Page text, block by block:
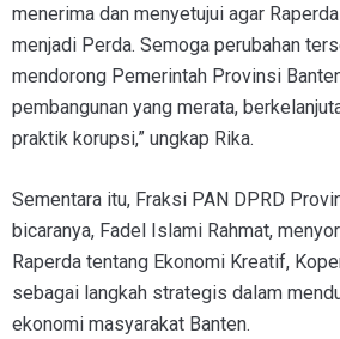
menerima dan menyetujui agar
menjadi Perda. Semoga perubahan
mendorong Pemerintah Provinsi
pembangunan yang merata,
praktik korupsi,” ungkap Rika.
Sementara itu, Fraksi PAN DPRD
bicaranya, Fadel Islami Rahmat,
Raperda tentang Ekonomi Kreatif,
sebagai langkah strategis dalam
ekonomi masyarakat Banten.